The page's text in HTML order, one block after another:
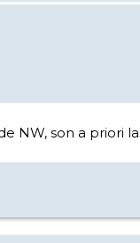
son a priori